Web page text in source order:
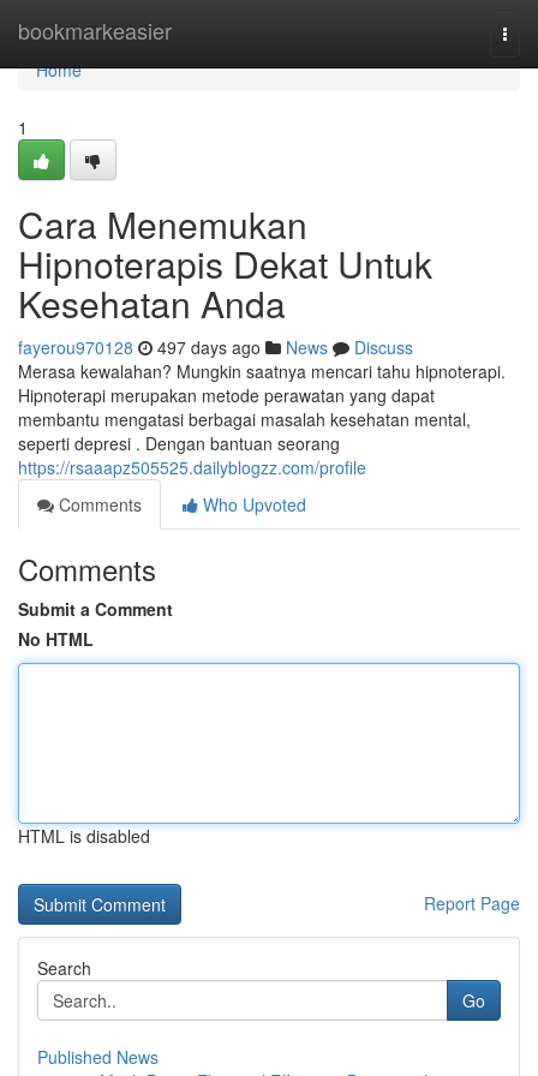
bookmarkeasier
Home
Home
1
Cara Menemukan
Hipnoterapis Dekat Untuk
Kesehatan Anda
fayerou970128 497 days ago News
Discuss
Merasa kewalahan? Mungkin saatnya mencari tahu hipnoterapi.
Hipnoterapi merupakan metode perawatan yang dapat
membantu mengatasi berbagai masalah kesehatan mental,
seperti depresi . Dengan bantuan seorang
https://rsaaapz505525.dailyblogzz.com/profile
Comments
Who Upvoted
Comments
Submit a Comment
No HTML
HTML is disabled
Report Page
Search
Go
Published News